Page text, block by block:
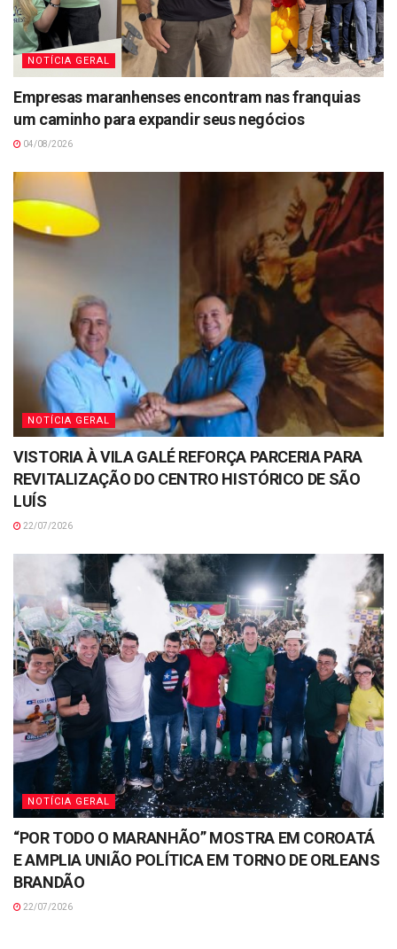
NOTÍCIA GERAL
Empresas maranhenses encontram nas franquias
um caminho para expandir seus negócios
04/08/2026
NOTÍCIA GERAL
VISTORIA À VILA GALÉ REFORÇA PARCERIA PARA
REVITALIZAÇÃO DO CENTRO HISTÓRICO DE SÃO
LUÍS
22/07/2026
NOTÍCIA GERAL
“POR TODO O MARANHÃO” MOSTRA EM COROATÁ
E AMPLIA UNIÃO POLÍTICA EM TORNO DE ORLEANS
BRANDÃO
22/07/2026